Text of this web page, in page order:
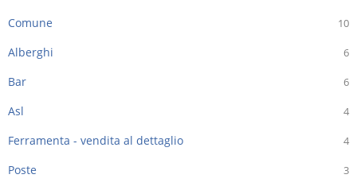
10
Comune
6
Alberghi
6
Bar
4
Asl
4
Ferramenta - vendita al dettaglio
3
Poste